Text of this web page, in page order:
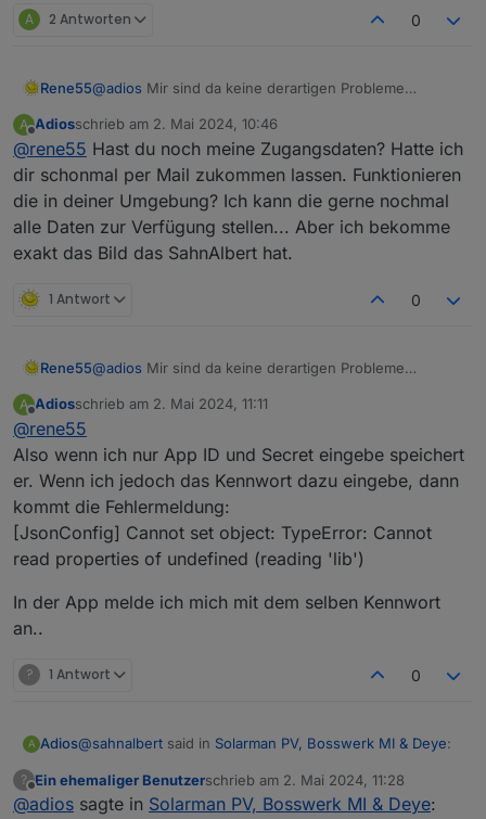
read properties of undefined (reading 'lib')
sind alle Felder leer.
Was ist da los? Woran kann das liegen?
A 2 Antworten 0
Rene55@adios Mir sind da keine derartigen Probleme
Warnung 'solarmanpv has an invalid jsonConfig'
kommt. Das ist zwar bekannt, aber noch nicht
behoben.
Darüber hinaus kann es sein, dass bei Solarmanpv
irgendwas an den Daten nicht stimmt. Hatten andere
Nutzer auch schon - und ich zurzeit selbst auch!
A
Offline
Adiosschrieb am 2. Mai 2024, 10:46
zuletzt editiert von
@rene55 Hast du noch meine Zugangsdaten? Hatte ich
dir schonmal per Mail zukommen lassen. Funktionieren
die in deiner Umgebung? Ich kann die gerne nochmal
alle Daten zur Verfügung stellen... Aber ich bekomme
exakt das Bild das SahnAlbert hat.
1 Antwort 0
Rene55@adios Mir sind da keine derartigen Probleme
Warnung 'solarmanpv has an invalid jsonConfig'
behoben.
Darüber hinaus kann es sein, dass bei Solarmanpv
irgendwas an den Daten nicht stimmt. Hatten andere
Nutzer auch schon - und ich zurzeit selbst auch!
A
Offline
Adiosschrieb am 2. Mai 2024, 11:11
zuletzt editiert von
@rene55
Also wenn ich nur App ID und Secret eingebe speichert
er. Wenn ich jedoch das Kennwort dazu eingebe, dann
kommt die Fehlermeldung:
[JsonConfig] Cannot set object: TypeError: Cannot
read properties of undefined (reading 'lib')
In der App melde ich mich mit dem selben Kennwort
an..
? 1 Antwort 0
A Adios@sahnalbert said in Solarman PV, Bosswerk MI & Deye:
Hi,
?
Offline
Ein ehemaliger Benutzerschrieb am 2. Mai 2024, 11:28
zuletzt editiert von
@adios sagte in Solarman PV, Bosswerk MI & Deye: